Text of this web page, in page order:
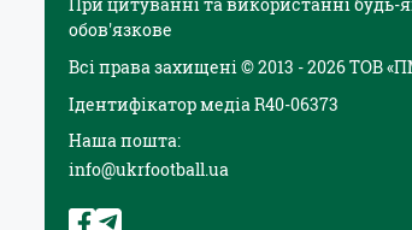
обов'язкове
Всі права захищені © 2013 - 2026 ТОВ
Ідентифікатор медіа R40-06373
Наша пошта:
info@ukrfootball.ua